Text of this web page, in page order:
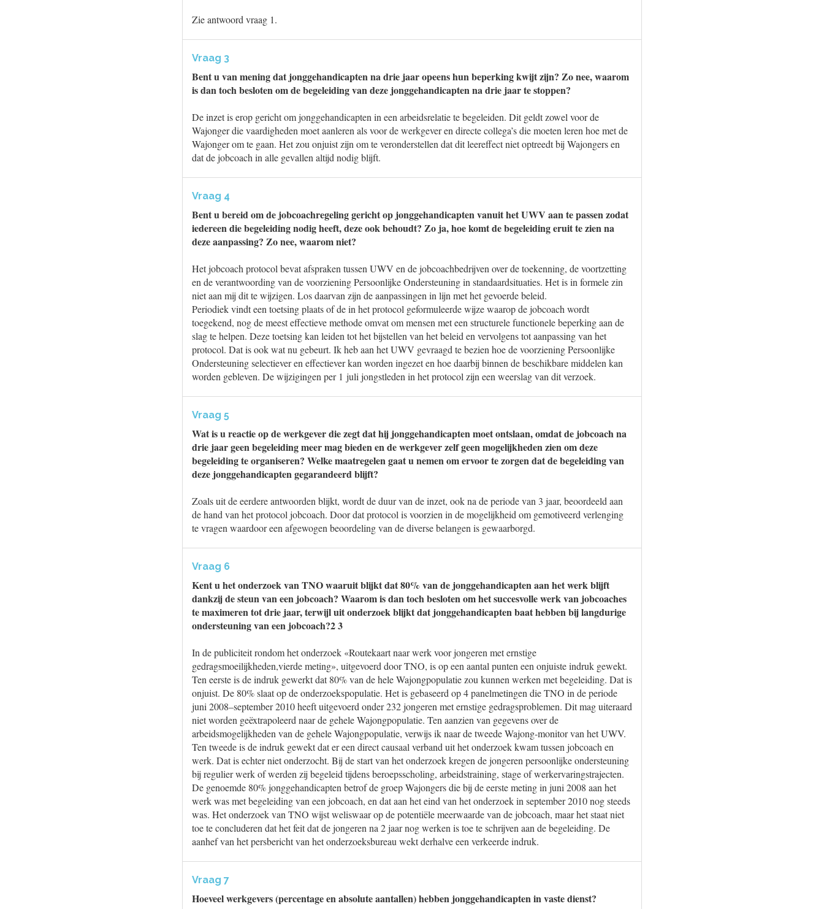
Zie antwoord vraag 1.
Vraag 3
Bent u van mening dat jonggehandicapten na drie jaar opeens hun beperking kwijt zijn? Zo nee, waarom
is dan toch besloten om de begeleiding van deze jonggehandicapten na drie jaar te stoppen?
De inzet is erop gericht om jonggehandicapten in een arbeidsrelatie te begeleiden. Dit geldt zowel voor de
Wajonger die vaardigheden moet aanleren als voor de werkgever en directe collega’s die moeten leren hoe met de
Wajonger om te gaan. Het zou onjuist zijn om te veronderstellen dat dit leereffect niet optreedt bij Wajongers en
dat de jobcoach in alle gevallen altijd nodig blijft.
Vraag 4
Bent u bereid om de jobcoachregeling gericht op jonggehandicapten vanuit het UWV aan te passen zodat
iedereen die begeleiding nodig heeft, deze ook behoudt? Zo ja, hoe komt de begeleiding eruit te zien na
deze aanpassing? Zo nee, waarom niet?
Het jobcoach protocol bevat afspraken tussen UWV en de jobcoachbedrijven over de toekenning, de voortzetting
en de verantwoording van de voorziening Persoonlijke Ondersteuning in standaardsituaties. Het is in formele zin
niet aan mij dit te wijzigen. Los daarvan zijn de aanpassingen in lijn met het gevoerde beleid.
Periodiek vindt een toetsing plaats of de in het protocol geformuleerde wijze waarop de jobcoach wordt
toegekend, nog de meest effectieve methode omvat om mensen met een structurele functionele beperking aan de
slag te helpen. Deze toetsing kan leiden tot het bijstellen van het beleid en vervolgens tot aanpassing van het
protocol. Dat is ook wat nu gebeurt. Ik heb aan het UWV gevraagd te bezien hoe de voorziening Persoonlijke
Ondersteuning selectiever en effectiever kan worden ingezet en hoe daarbij binnen de beschikbare middelen kan
worden gebleven. De wijzigingen per 1 juli jongstleden in het protocol zijn een weerslag van dit verzoek.
Vraag 5
Wat is u reactie op de werkgever die zegt dat hij jonggehandicapten moet ontslaan, omdat de jobcoach na
drie jaar geen begeleiding meer mag bieden en de werkgever zelf geen mogelijkheden zien om deze
begeleiding te organiseren? Welke maatregelen gaat u nemen om ervoor te zorgen dat de begeleiding van
deze jonggehandicapten gegarandeerd blijft?
Zoals uit de eerdere antwoorden blijkt, wordt de duur van de inzet, ook na de periode van 3 jaar, beoordeeld aan
de hand van het protocol jobcoach. Door dat protocol is voorzien in de mogelijkheid om gemotiveerd verlenging
te vragen waardoor een afgewogen beoordeling van de diverse belangen is gewaarborgd.
Vraag 6
Kent u het onderzoek van TNO waaruit blijkt dat 80% van de jonggehandicapten aan het werk blijft
dankzij de steun van een jobcoach? Waarom is dan toch besloten om het succesvolle werk van jobcoaches
te maximeren tot drie jaar, terwijl uit onderzoek blijkt dat jonggehandicapten baat hebben bij langdurige
ondersteuning van een jobcoach?2 3
In de publiciteit rondom het onderzoek «Routekaart naar werk voor jongeren met ernstige
gedragsmoeilijkheden,vierde meting», uitgevoerd door TNO, is op een aantal punten een onjuiste indruk gewekt.
Ten eerste is de indruk gewerkt dat 80% van de hele Wajongpopulatie zou kunnen werken met begeleiding. Dat is
onjuist. De 80% slaat op de onderzoekspopulatie. Het is gebaseerd op 4 panelmetingen die TNO in de periode
juni 2008–september 2010 heeft uitgevoerd onder 232 jongeren met ernstige gedragsproblemen. Dit mag uiteraard
niet worden geëxtrapoleerd naar de gehele Wajongpopulatie. Ten aanzien van gegevens over de
arbeidsmogelijkheden van de gehele Wajongpopulatie, verwijs ik naar de tweede Wajong-monitor van het UWV.
Ten tweede is de indruk gewekt dat er een direct causaal verband uit het onderzoek kwam tussen jobcoach en
werk. Dat is echter niet onderzocht. Bij de start van het onderzoek kregen de jongeren persoonlijke ondersteuning
bij regulier werk of werden zij begeleid tijdens beroepsscholing, arbeidstraining, stage of werkervaringstrajecten.
De genoemde 80% jonggehandicapten betrof de groep Wajongers die bij de eerste meting in juni 2008 aan het
werk was met begeleiding van een jobcoach, en dat aan het eind van het onderzoek in september 2010 nog steeds
was. Het onderzoek van TNO wijst weliswaar op de potentiële meerwaarde van de jobcoach, maar het staat niet
toe te concluderen dat het feit dat de jongeren na 2 jaar nog werken is toe te schrijven aan de begeleiding. De
aanhef van het persbericht van het onderzoeksbureau wekt derhalve een verkeerde indruk.
Vraag 7
Hoeveel werkgevers (percentage en absolute aantallen) hebben jonggehandicapten in vaste dienst?